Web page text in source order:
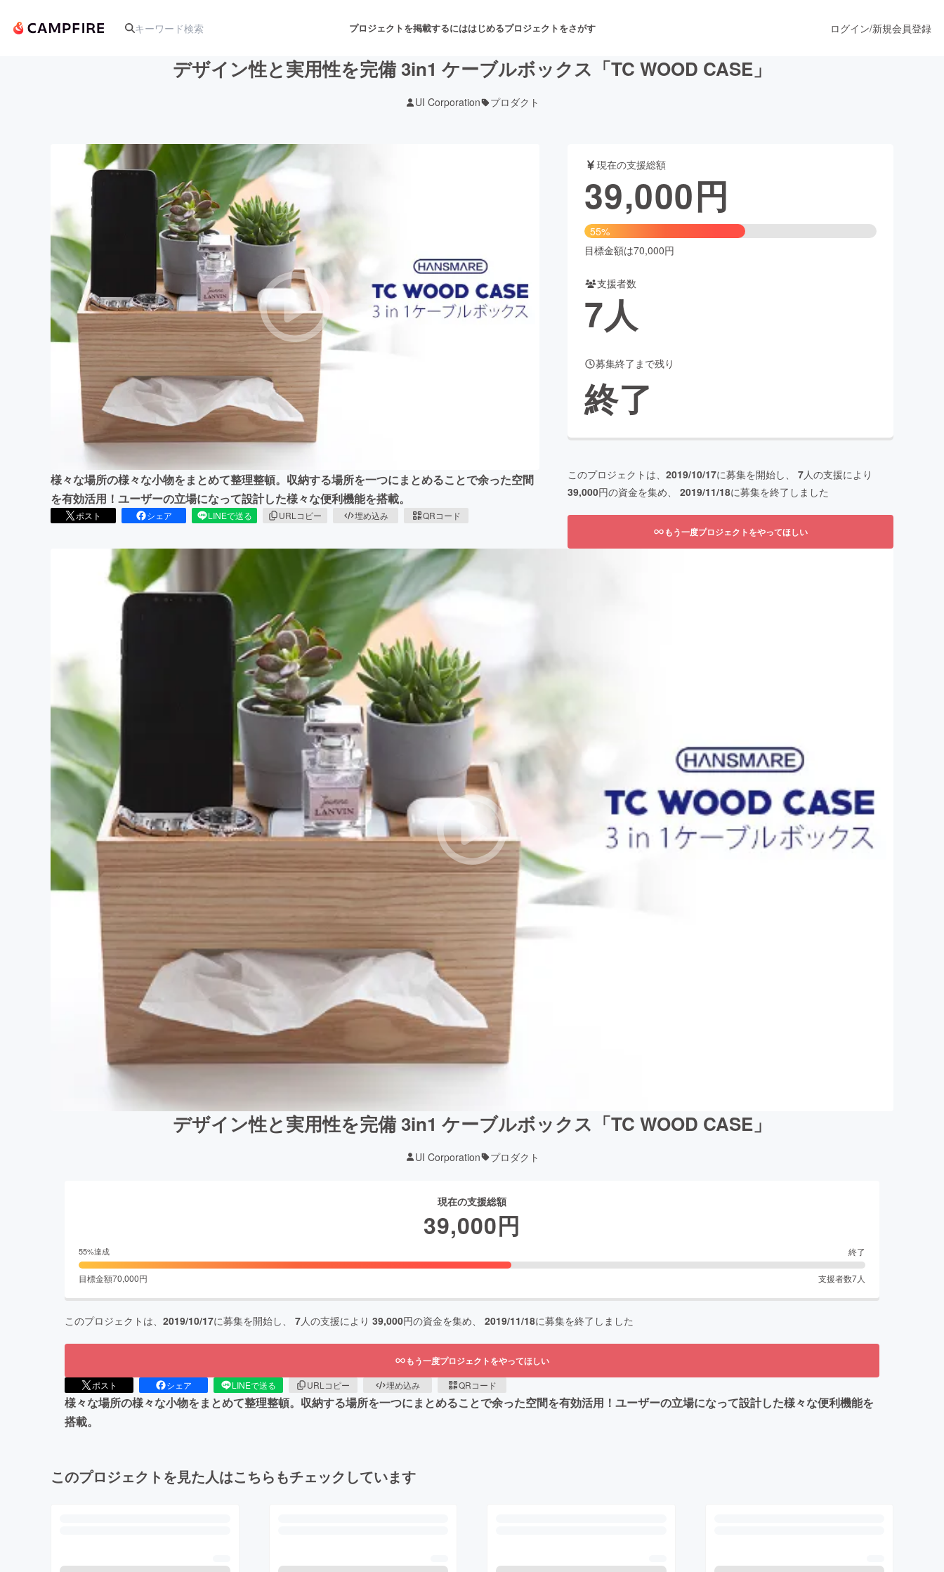
プロジェクトを掲載するにははじめるプロジェクトをさがす
アート・写真 舞台・パフォーマンス
テクノロジー・ガジェット ゲーム・サービス開発 ファッション
映像・映画 書籍・雑誌出版
ビジネス・起業 チャレンジ ビューティー・ヘルスケア
まちづくり・地域活性化
ログイン/新規会員登録
デザイン性と実用性を完備 3in1 ケーブルボックス「TC WOOD CASE」
UI Corporation プロダクト
様々な場所の様々な小物をまとめて整理整頓。収納する場所を一つにまとめることで余った空間
を有効活用！ユーザーの立場になって設計した様々な便利機能を搭載。
ポスト シェア LINEで送る URLコピー 埋め込み QRコード
現在の支援総額
39,000円
55%
目標金額は70,000円
支援者数
7人
募集終了まで残り
終了
このプロジェクトは、 2019/10/17に募集を開始し、 7人の支援により
39,000円の資金を集め、 2019/11/18に募集を終了しました
もう一度プロジェクトをやってほしい
デザイン性と実用性を完備 3in1 ケーブルボックス「TC WOOD CASE」
UI Corporation プロダクト
現在の支援総額
39,000円
55%達成 終了
目標金額70,000円 支援者数7人
このプロジェクトは、 2019/10/17に募集を開始し、 7人の支援により 39,000円の資金を集め、 2019/11/18に募集を終了しました
もう一度プロジェクトをやってほしい
ポスト シェア LINEで送る URLコピー 埋め込み QRコード
様々な場所の様々な小物をまとめて整理整頓。収納する場所を一つにまとめることで余った空間を有効活用！ユーザーの立場になって設計した様々な便利機能を
搭載。
このプロジェクトを見た人はこちらもチェックしています